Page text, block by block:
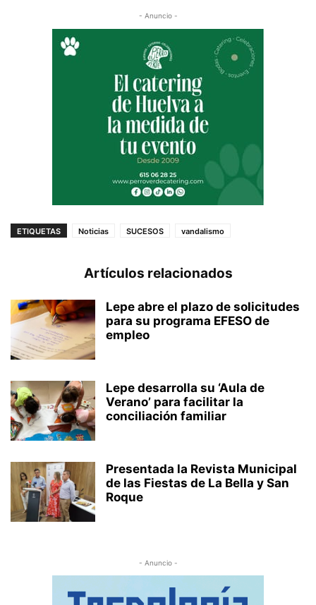
- Anuncio -
ETIQUETAS Noticias SUCESOS vandalismo
Artículos relacionados
Lepe abre el plazo de solicitudes
para su programa EFESO de
empleo
Lepe desarrolla su ‘Aula de
Verano’ para facilitar la
conciliación familiar
Presentada la Revista Municipal
de las Fiestas de La Bella y San
Roque
- Anuncio -